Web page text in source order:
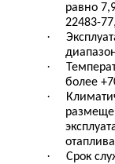
равно
22483-
·
·
более
·
·
Срок